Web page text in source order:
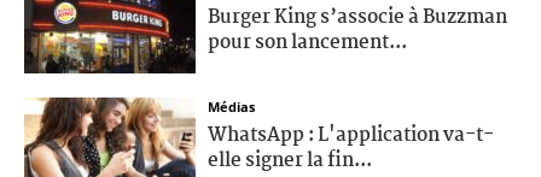
Burger King s’associe à Buzzman
pour son lancement...
Médias
WhatsApp : L'application va-t-
elle signer la fin...